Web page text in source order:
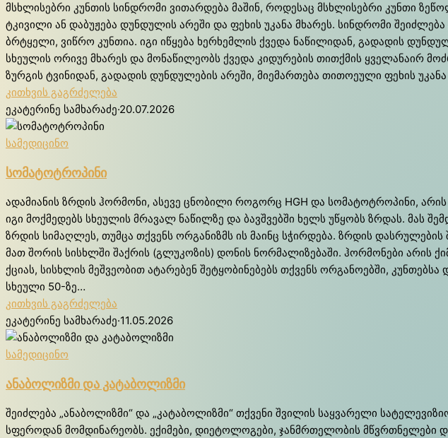
მსხლისებრი კუნთის სინდრომი ვითარდება მაშინ, როდესაც მსხლისებრი კუნთი
ტკივილი ან დაბუჟება დუნდულის არეში და ფეხის უკანა მხარეს. სინდრომი
ბრტყელი, ვიწრო კუნთია. იგი იწყება ხერხემლის ქვედა ნაწილიდან, გადადის
სხეულის ორივე მხარეს და მონაწილეობს ქვედა კიდურების თითქმის ყველანაირ
ზურგის ტვინიდან, გადადის დუნდულების არეში, მიემართება თითოეული ფეხის
კითხვის გაგრძელება
ეკატერინე სამხარაძე·20.07.2026
სამედიცინო
სომატოტროპინი
ადა­მი­ა­ნის ზრდის ჰო­რმო­ნი, ასე­ვე ცნო­ბი­ლი რო­გორც HGH და სო­მა­ტო­ტრო­პი­ნი,
იგი მოქ­მე­დებს სხე­უ­ლის მრა­ვალ ნა­წილ­ზე და ბავ­შვებ­ში ხელს უწ­ყობს ზრდას. მას
ზრდის სი­მა­ღლეს, თუმ­ცა თქვენს ორგა­ნიზმს ის მა­ინც სჭირ­დე­ბა. ზრდის
მათ შო­რის სის­ხლში შა­ქრის (გლუ­კო­ზის) დო­ნის ნო­რმა­ლი­ზე­ბა­ში. ჰო­რმო­ნე­ბი არის
ქცი­ას, სის­ხლის მეშ­ვე­ო­ბით ატა­რე­ბენ შეტ­ყო­ბი­ნე­ბებს თქვენს ორგა­ნო­ებ­ში,
სხე­უ­ლი 50-ზე…
კითხვის გაგრძელება
ეკატერინე სამხარაძე·11.05.2026
სამედიცინო
ანაბოლიზმი და კატაბოლიზმი
შეიძლება „ანაბოლიზმი“ და „კატაბოლიზმი“ თქვენი შვილის საყვარელი
სფეროდან მომდინარეობს. ექიმები, დიეტოლოგები, ჯანმრთელობის მწვრთნელები